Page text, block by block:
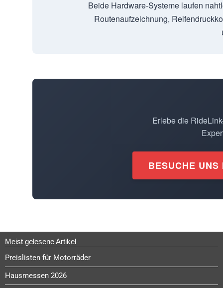
Beide Hardware-Systeme laufen
Routenaufzeichnung,
Erlebe die
BESUCHE
Meist gelesene Artikel
Preislisten für Motorräder
Hausmessen 2026